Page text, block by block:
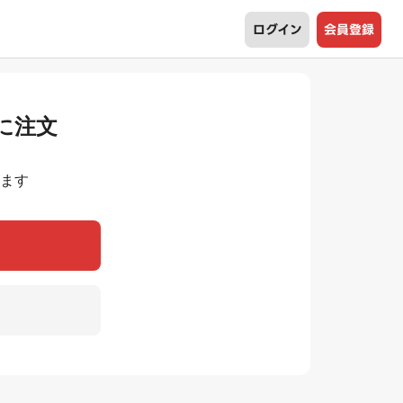
ログイン 会員登録
注文
す